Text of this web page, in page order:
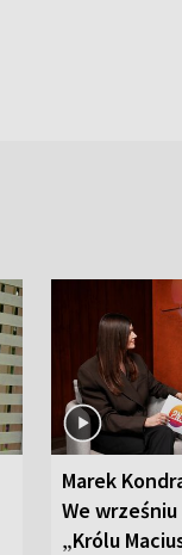
Marek
We
„Królu